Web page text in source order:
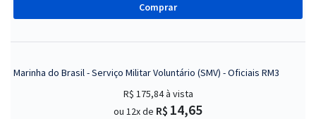
Comprar
Marinha do Brasil - Serviço Militar Voluntário (SMV) - Oficiais RM3
R$ 175,84à vista
ou 12x de R$ 14,65